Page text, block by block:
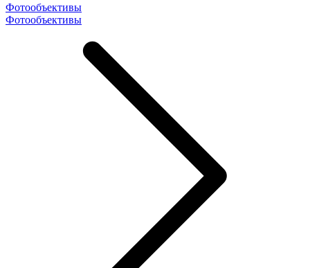
Фотообъективы
Фотообъективы